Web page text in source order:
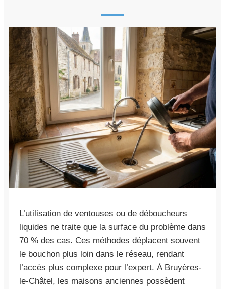
L’utilisation de ventouses ou de déboucheurs
liquides ne traite que la surface du problème dans
70 % des cas. Ces méthodes déplacent souvent
le bouchon plus loin dans le réseau, rendant
l’accès plus complexe pour l’expert. À Bruyères-
le-Châtel, les maisons anciennes possèdent